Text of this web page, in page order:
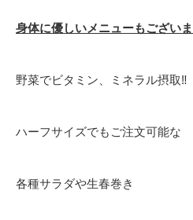
身体に優しいメニューもございま
野菜でビタミン、ミネラル摂取‼️
ハーフサイズでもご注文可能な
各種サラダや生春巻き